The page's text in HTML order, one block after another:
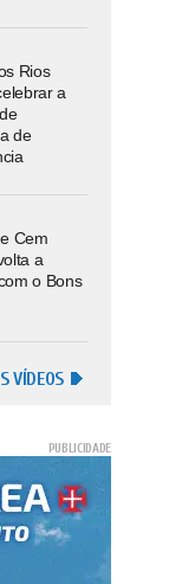
Rios
a
de
Cem
a
o Bons
VÍDEOS